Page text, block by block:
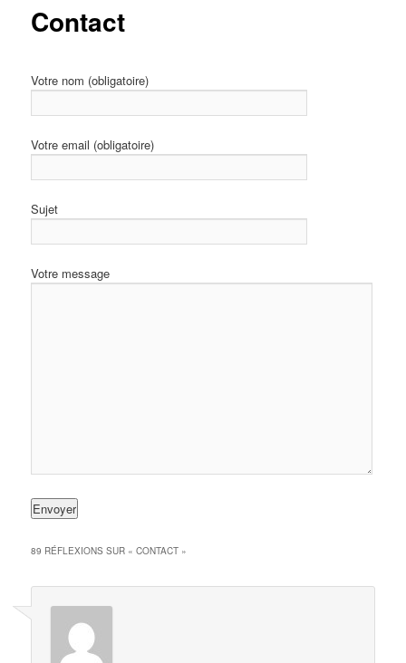
Contact
Votre nom (obligatoire)
Votre email (obligatoire)
Sujet
Votre message
89 RÉFLEXIONS SUR «CONTACT »